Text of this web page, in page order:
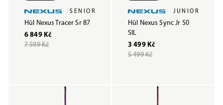
SENIOR
Hůl Nexus Tracer Sr 87
6 849 Kč
7 599 Kč
JUNIOR
Hůl Nexus Sync Jr 50
SIL
3 499 Kč
5 499 Kč